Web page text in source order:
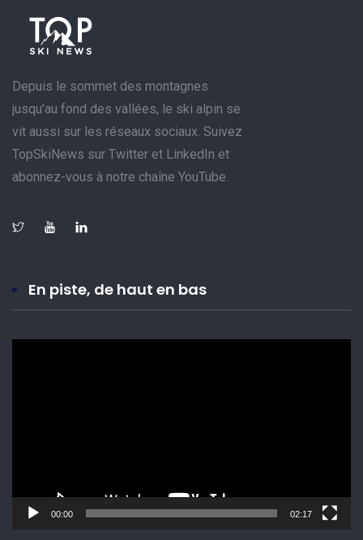
Depuis le sommet des montagnes
jusqu’au fond des vallées, le ski alpin se
vit aussi sur les réseaux sociaux. Suivez
TopSkiNews sur Twitter et LinkedIn et
abonnez-vous à notre chaîne YouTube.
En piste, de haut en bas
00:00 02:17